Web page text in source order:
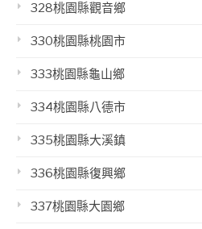
328桃園縣觀音鄉
330桃園縣桃園市
333桃園縣龜山鄉
334桃園縣八德市
335桃園縣大溪鎮
336桃園縣復興鄉
337桃園縣大園鄉